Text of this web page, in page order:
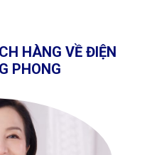
HÀNG VỀ ĐIỆN
PHONG